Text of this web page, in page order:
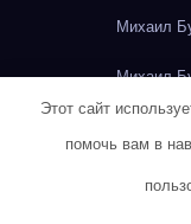
Михаил
Михаил
Михаил
Этот сайт
помочь вам в